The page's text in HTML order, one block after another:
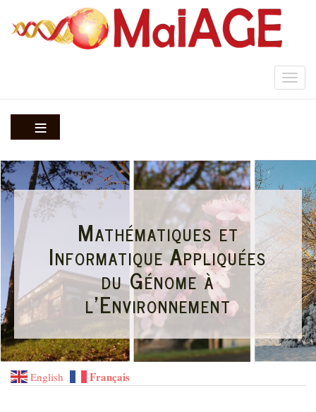
au
contenu
Mathématiques et
Informatique Appliquées
du Génome à
l'Environnement
English Français